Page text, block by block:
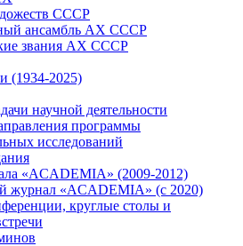
СССР
ансамбль АХ СССР
звания АХ СССР
(1934-2025)
научной деятельности
программы
исследований
«ACADEMIA» (2009-2012)
журнал «ACADEMIA» (с 2020)
круглые столы и